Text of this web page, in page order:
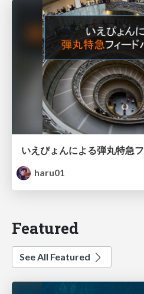
いえぴょんによる弾丸特急
haru01
Featured
See All Featured